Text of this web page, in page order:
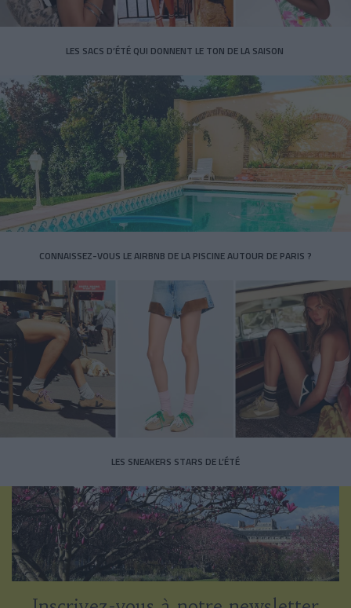
LES SACS D’ÉTÉ QUI DONNENT LE TON DE LA SAISON
CONNAISSEZ-VOUS LE AIRBNB DE LA PISCINE AUTOUR DE PARIS ?
LES SNEAKERS STARS DE L’ÉTÉ